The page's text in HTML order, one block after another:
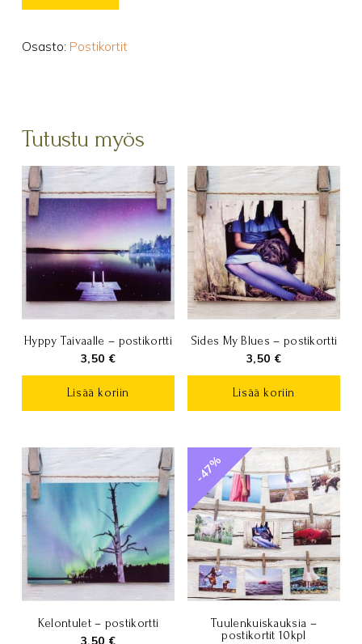
määrä
Osasto: Postikortit
Tutustu myös
Hyppy Taivaalle – postikortti
3,50 €
Lisää koriin
Sides My Blues – postikortti
3,50 €
Lisää koriin
Kelontulet – postikortti
3,50 €
-47%
Tuulenkuiskauksia –
postikortit 10kpl